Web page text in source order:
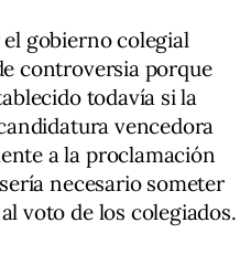
gobierno colegial
controversia porque
todavía si la
vencedora
a la proclamación
necesario someter
voto de los colegiados.